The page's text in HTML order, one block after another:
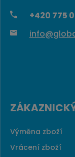
+420 775
Výměna zboží
Vrácení zboží